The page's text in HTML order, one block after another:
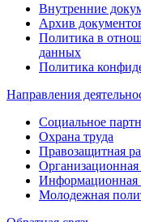
Внутренние
Архив
Политика в
данных
Политика
Направления
Социальное
Охрана труда
Правозащитная
Организационная
Информационная
Молодежная